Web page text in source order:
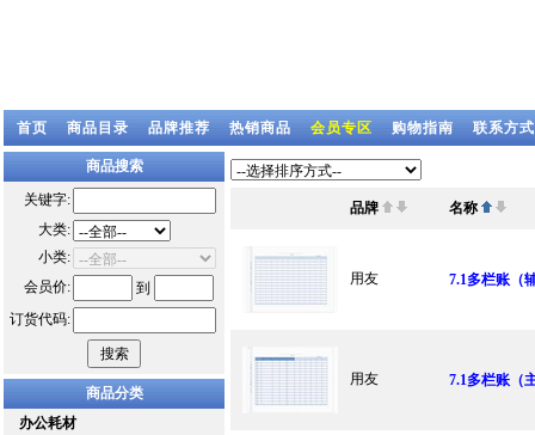
首页 商品目录 品牌推荐 热销商品 会员专区 购物指南 联系方式
商品搜索
关键字:
大类:
小类:
会员价:
到
订货代码:
商品分类
办公耗材
品牌 名称
用友 7.1多栏账（
用友 7.1多栏账（